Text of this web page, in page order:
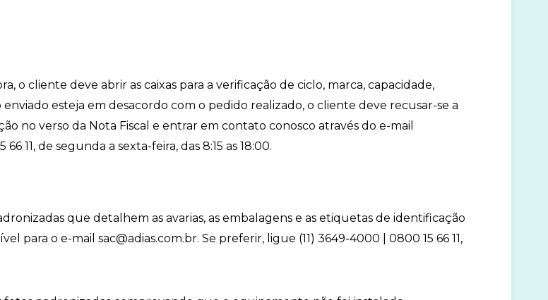
cliente deve abrir as caixas para a verificação de ciclo, marca, capacidade,
esteja em desacordo com o pedido realizado, o cliente deve recusar-se a
no verso da Nota Fiscal e entrar em contato conosco através do e-mail
11, de segunda a sexta-feira, das 8:15 as 18:00.
que detalhem as avarias, as embalagens e as etiquetas de identificação
para o e-mail sac@adias.com.br. Se preferir, ligue (11) 3649-4000 | 0800 15 66 11,